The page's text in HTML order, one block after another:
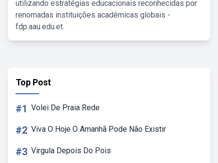
utilizando estratégias educacionais reconhecidas por
renomadas instituições acadêmicas globais -
fdp.aau.edu.et.
Top Post
#1 Volei De Praia Rede
#2 Viva O Hoje O Amanhã Pode Não Existir
#3 Virgula Depois Do Pois